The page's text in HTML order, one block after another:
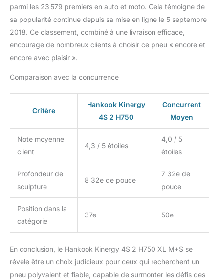
parmi les 23 579 premiers en auto et moto. Cela témoigne de
sa popularité continue depuis sa mise en ligne le 5 septembre
2018. Ce classement, combiné à une livraison efficace,
encourage de nombreux clients à choisir ce pneu « encore et
encore avec plaisir ».
Comparaison avec la concurrence
Critère
Hankook Kinergy
4S 2 H750
Concurrent
Moyen
Note moyenne
client
4,3 / 5 étoiles
4,0 / 5
étoiles
Profondeur de
sculpture
8 32e de pouce
7 32e de
pouce
Position dans la
catégorie
37e 50e
En conclusion, le Hankook Kinergy 4S 2 H750 XL M+S se
révèle être un choix judicieux pour ceux qui recherchent un
pneu polyvalent et fiable, capable de surmonter les défis des